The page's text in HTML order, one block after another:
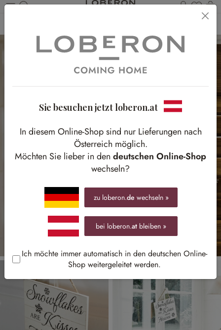
Du
Sie besuchen jetzt loberon.at
In diesem Online-Shop sind nur Lieferungen nach
Österreich möglich.
Möchten Sie lieber in den deutschen Online-Shop
wechseln?
zu loberon.de wechseln »
bei loberon.at bleiben »
Ich möchte immer automatisch in den deutschen Online-
Shop weitergeleitet werden.